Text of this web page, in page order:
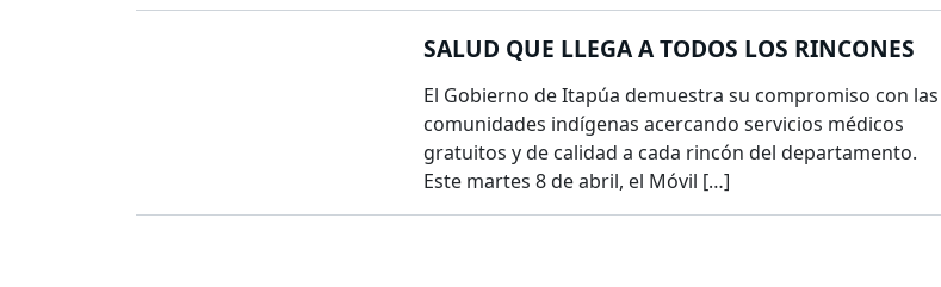
SALUD QUE LLEGA A TODOS LOS RINCONES
El Gobierno de Itapúa demuestra su compromiso con las
comunidades indígenas acercando servicios médicos
gratuitos y de calidad a cada rincón del departamento.
Este martes 8 de abril, el Móvil […]